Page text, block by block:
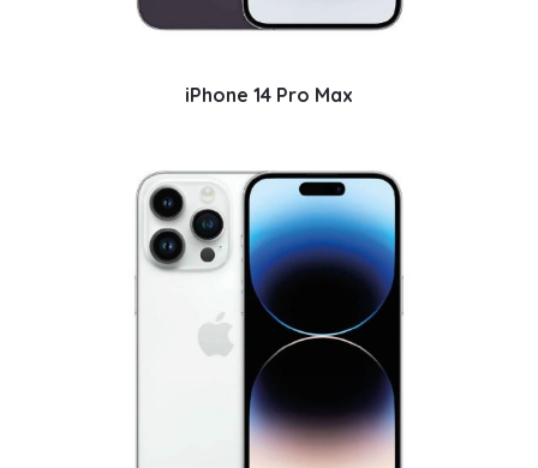
iPhone 14 Pro Max